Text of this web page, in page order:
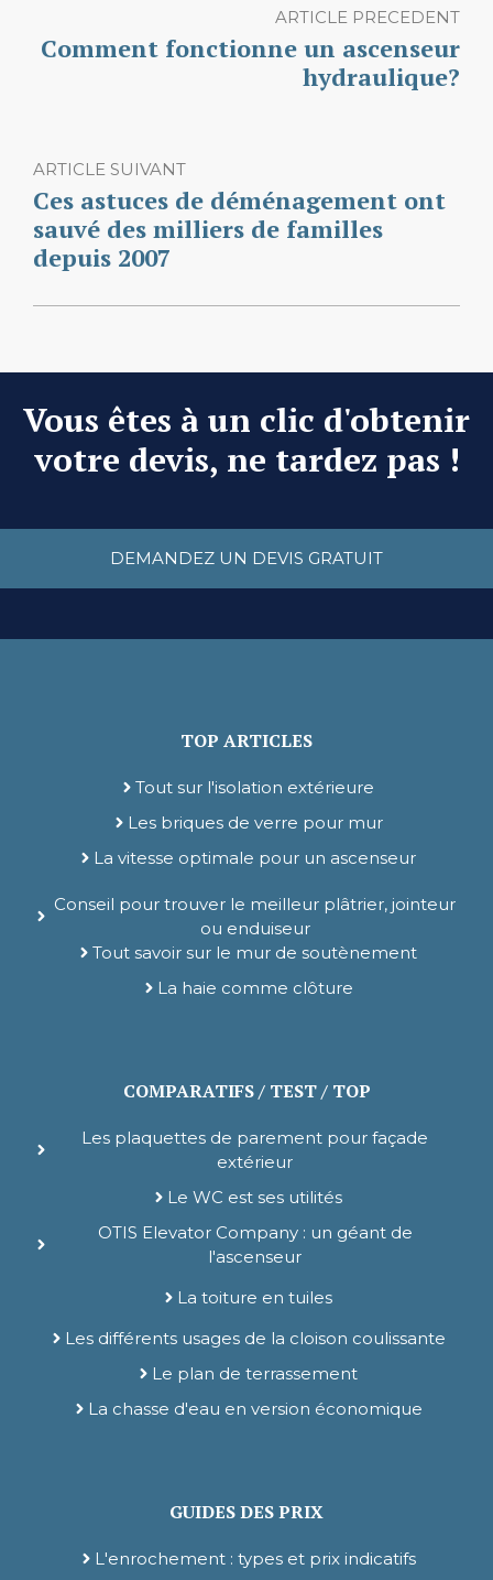
ARTICLE PRECEDENT
Comment fonctionne un ascenseur
hydraulique?
ARTICLE SUIVANT
Ces astuces de déménagement ont
sauvé des milliers de familles
depuis 2007
Vous êtes à un clic d'obtenir
votre devis, ne tardez pas !
DEMANDEZ UN DEVIS GRATUIT
TOP ARTICLES
Tout sur l'isolation extérieure
Les briques de verre pour mur
La vitesse optimale pour un ascenseur
Conseil pour trouver le meilleur plâtrier, jointeur
ou enduiseur
Tout savoir sur le mur de soutènement
La haie comme clôture
COMPARATIFS / TEST / TOP
Les plaquettes de parement pour façade
extérieur
Le WC est ses utilités
OTIS Elevator Company : un géant de
l'ascenseur
La toiture en tuiles
Les différents usages de la cloison coulissante
Le plan de terrassement
La chasse d'eau en version économique
GUIDES DES PRIX
L'enrochement : types et prix indicatifs